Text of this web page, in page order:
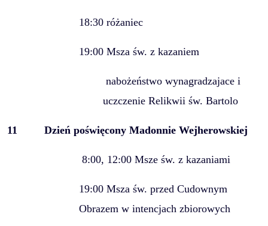
18:30 różaniec
19:00 Msza św. z kazaniem
nabożeństwo wynagradzajace i
uczczenie Relikwii św. Bartolo
11 Dzień poświęcony Madonnie Wejherowskiej
8:00, 12:00 Msze św. z kazaniami
19:00 Msza św. przed Cudownym
Obrazem w intencjach zbiorowych